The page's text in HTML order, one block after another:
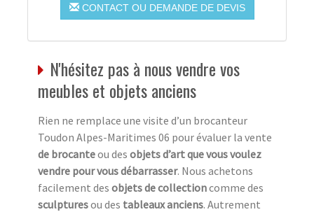
CONTACT OU DEMANDE DE DEVIS
N'hésitez pas à nous vendre vos
meubles et objets anciens
Rien ne remplace une visite d’un brocanteur
Toudon Alpes-Maritimes 06 pour évaluer la vente
de brocanteou des objets d’art que vous voulez
vendre pour vous débarrasser. Nous achetons
facilement des objets de collectioncomme des
sculpturesou des tableaux anciens. Autrement